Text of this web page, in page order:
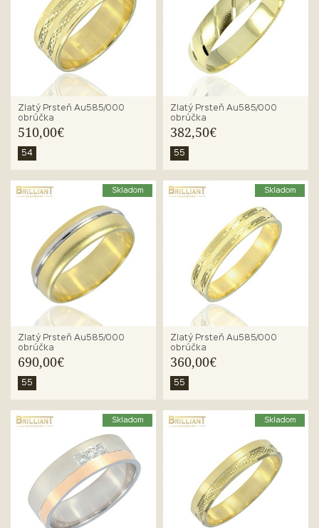
Zlatý Prsteň Au585/000
obrúčka
510,00€
54
Zlatý Prsteň Au585/000
obrúčka
382,50€
55
Skladom
Zlatý Prsteň Au585/000
obrúčka
690,00€
55
Skladom
Zlatý Prsteň Au585/000
obrúčka
360,00€
55
Skladom Skladom